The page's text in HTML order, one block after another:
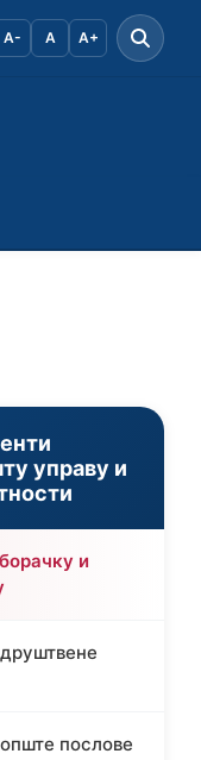
A- A A+
управу и
и
послове